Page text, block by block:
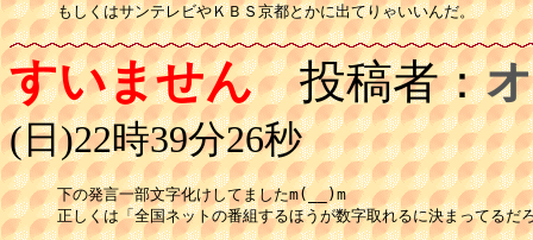
もしくはサンテレビやＫＢＳ京都とかに出てりゃいいんだ。
すいません投稿者：
(日)22時39分26秒
下の発言一部文字化けしてましたm(__)m
正しくは「全国ネットの番組するほうが数字取れるに決まってるだ